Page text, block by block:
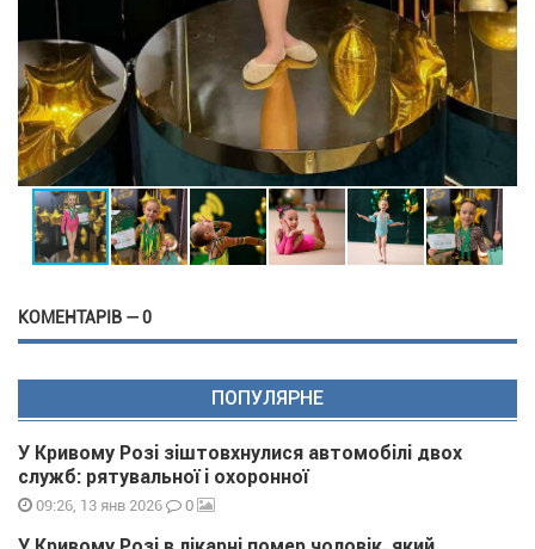
КОМЕНТАРІВ — 0
ПОПУЛЯРНЕ
У Кривому Розі зіштовхнулися автомобілі двох
служб: рятувальної і охоронної
09:26, 13 янв 2026 0